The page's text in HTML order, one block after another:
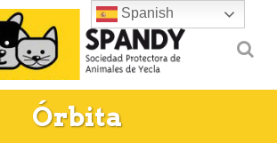
Órbita
Spanish